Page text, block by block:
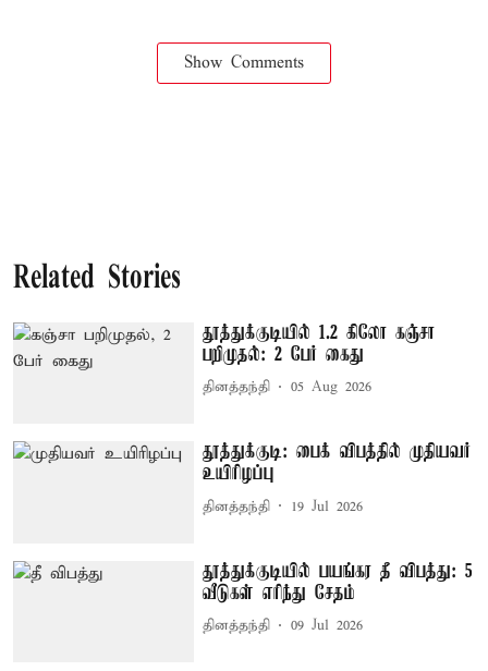
Show Comments
Related Stories
தூத்துக்குடியில் 1.2 கிலோ கஞ்சா
பறிமுதல்: 2 பேர் கைது
தினத்தந்தி 05 Aug 2026
தூத்துக்குடி: பைக் விபத்தில் முதியவர்
உயிரிழப்பு
தினத்தந்தி 19 Jul 2026
தூத்துக்குடியில் பயங்கர தீ விபத்து: 5
வீடுகள் எரிந்து சேதம்
தினத்தந்தி 09 Jul 2026